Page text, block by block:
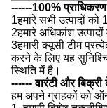
------100%
1हमारे सभी उत्पादों को
2हमारे अधिकांश
3हमारी क्यूसी टीम
करने के लिए यह
स्थिति में है।
------ वारंटी और
हम अपने ग्राहकों को